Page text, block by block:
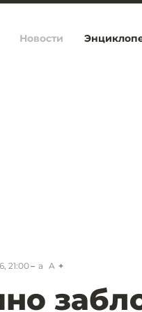
Новости
21:00 a A